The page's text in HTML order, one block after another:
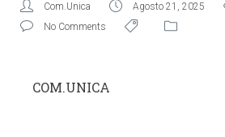
Com.Unica Agosto 21, 2025
No Comments
COM.UNICA